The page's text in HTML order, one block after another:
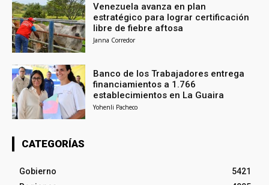
Venezuela avanza en plan
estratégico para lograr certificación
libre de fiebre aftosa
Janna Corredor
Banco de los Trabajadores entrega
financiamientos a 1.766
establecimientos en La Guaira
Yohenli Pacheco
CATEGORÍAS
Gobierno
5421